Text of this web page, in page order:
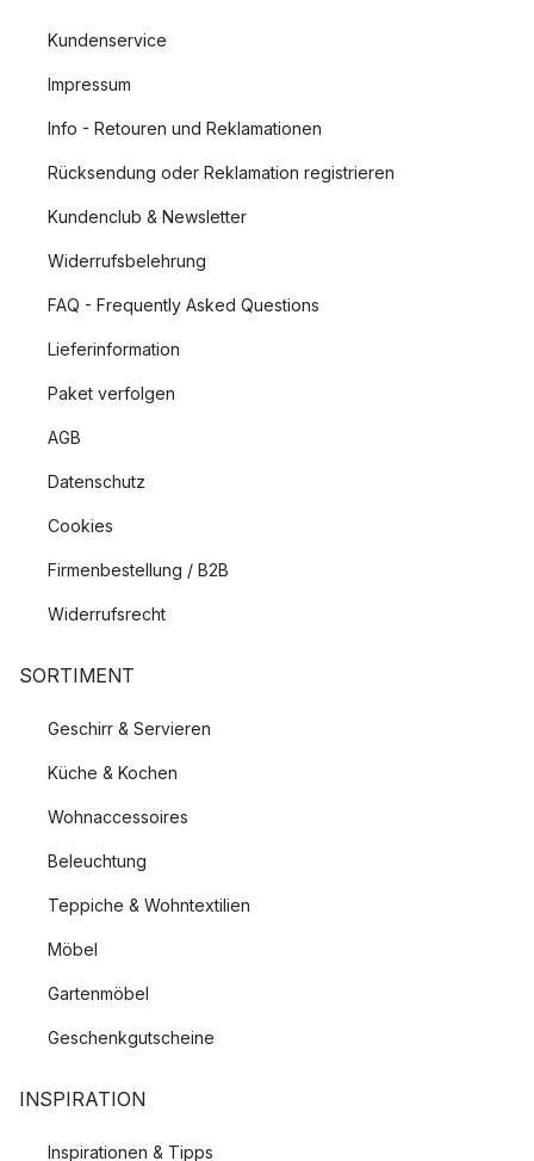
Kundenservice
Impressum
Info - Retouren und Reklamationen
Rücksendung oder Reklamation registrieren
Kundenclub & Newsletter
Widerrufsbelehrung
FAQ - Frequently Asked Questions
Lieferinformation
Paket verfolgen
AGB
Datenschutz
Cookies
Firmenbestellung / B2B
Widerrufsrecht
SORTIMENT
Geschirr & Servieren
Küche & Kochen
Wohnaccessoires
Beleuchtung
Teppiche & Wohntextilien
Möbel
Gartenmöbel
Geschenkgutscheine
INSPIRATION
Inspirationen & Tipps